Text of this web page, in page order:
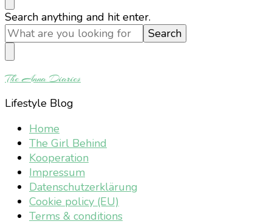
Looking
for
Something?
Search anything and hit enter.
The Anna Diaries
Lifestyle Blog
Home
The Girl Behind
Kooperation
Impressum
Datenschutzerklärung
Cookie policy (EU)
Terms & conditions